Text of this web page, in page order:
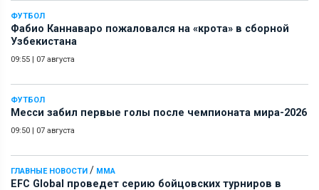
ФУТБОЛ
Фабио Каннаваро пожаловался на «крота» в сборной
Узбекистана
09:55 | 07 августа
ФУТБОЛ
Месси забил первые голы после чемпионата мира-2026
09:50 | 07 августа
ГЛАВНЫЕ НОВОСТИ / ММА
EFC Global проведет серию бойцовских турниров в